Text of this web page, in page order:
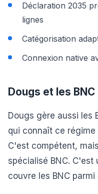
Déclaration 2035
lignes
Catégorisation
Connexion native
Dougs et les BNC
Dougs gère aussi les
qui connaît ce
C'est compétent,
spécialisé BNC.
couvre les BNC